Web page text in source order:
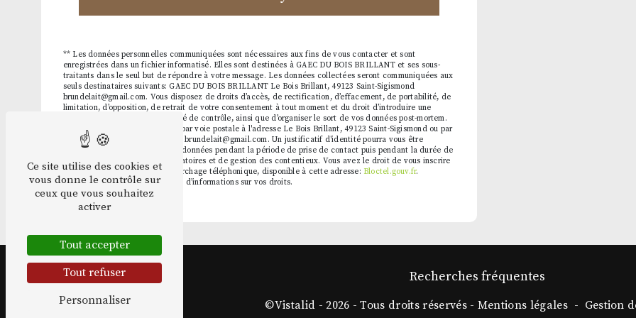
** Les données personnelles communiquées sont nécessaires aux fins de vous contacter et sont
enregistrées dans un fichier informatisé. Elles sont destinées à GAEC DU BOIS BRILLANT et ses sous-
traitants dans le seul but de répondre à votre message. Les données collectées seront communiquées aux
seuls destinataires suivants: GAEC DU BOIS BRILLANT Le Bois Brillant, 49123 Saint-Sigismond
brundelait@gmail.com. Vous disposez de droits d’accès, de rectification, d’effacement, de portabilité, de
limitation, d’opposition, de retrait de votre consentement à tout moment et du droit d’introduire une
réclamation auprès d’une autorité de contrôle, ainsi que d’organiser le sort de vos données post-mortem.
Vous pouvez exercer ces droits par voie postale à l'adresse Le Bois Brillant, 49123 Saint-Sigismond ou par
courrier électronique à l'adresse brundelait@gmail.com. Un justificatif d'identité pourra vous être
demandé. Nous conservons vos données pendant la période de prise de contact puis pendant la durée de
prescription légale aux fins probatoires et de gestion des contentieux. Vous avez le droit de vous inscrire
sur la liste d'opposition au démarchage téléphonique, disponible à cette adresse:
Bloctel.gouv.fr.
Consultez le site cnil.fr pour plus d’informations sur vos droits.
Recherches fréquentes
©Vistalid - 2026 - Tous droits réservés - Mentions légales- Gestion
Ce site utilise des cookies et
vous donne le contrôle sur
ceux que vous souhaitez
activer
Tout accepter
Tout refuser
Personnaliser